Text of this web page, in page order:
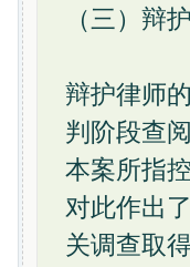
（三）辩
辩护律师
判阶段查
本案所指
对此作出
关调查取